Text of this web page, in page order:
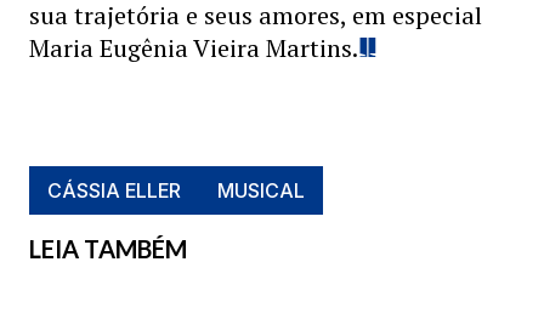
sua trajetória e seus amores, em especial
Maria Eugênia Vieira Martins.
CÁSSIA ELLER MUSICAL
LEIA TAMBÉM